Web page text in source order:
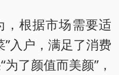
根据市场需要适
”入户，满足了消费
了颜值而美颜”，